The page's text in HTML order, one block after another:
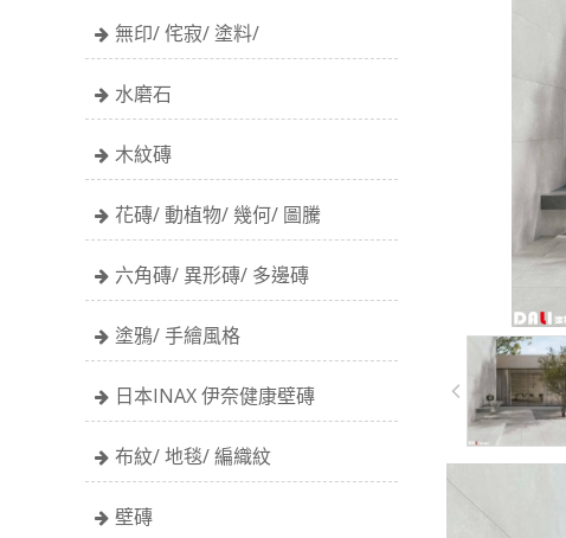
無印/ 侘寂/ 塗料/
水磨石
木紋磚
花磚/ 動植物/ 幾何/ 圖騰
六角磚/ 異形磚/ 多邊磚
塗鴉/ 手繪風格
日本INAX 伊奈健康壁磚
布紋/ 地毯/ 編織紋
壁磚